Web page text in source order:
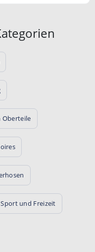
Oberteile
Sport und Freizeit